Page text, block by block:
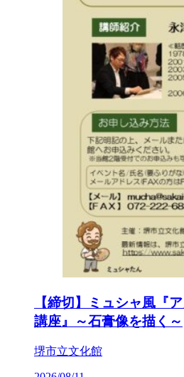
【締切】ミュシャ風『
講座』～石膏像を描く～
堺市立文化館